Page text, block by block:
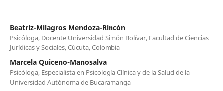
Beatriz-Milagros Mendoza-Rincón
Psicóloga, Docente Universidad Simón Bolívar, Facultad de Ciencias
Jurídicas y Sociales, Cúcuta, Colombia
Marcela Quiceno-Manosalva
Psicóloga, Especialista en Psicología Clínica y de la Salud de la
Universidad Autónoma de Bucaramanga